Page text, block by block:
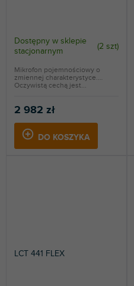
Dostępny w sklepie
stacjonarnym
(2 szt)
2 982 zł
DO KOSZYKA
Mikrofon pojemnościowy o
zmiennej charakterystyce.
Oczywistą cechą jest...
LCT 441 FLEX